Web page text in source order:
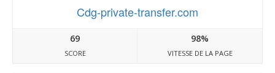
Cdg-private-transfer.com
69
SCORE
98%
VITESSE DE LA PAGE